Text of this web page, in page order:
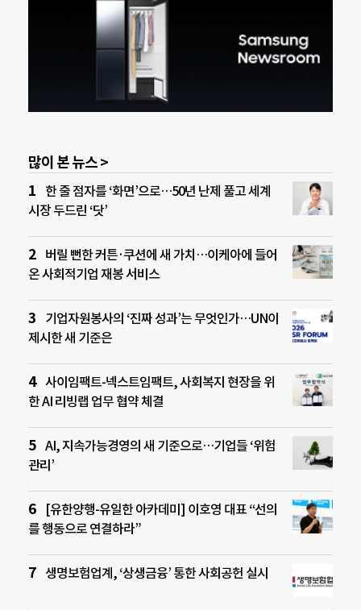
많이 본 뉴스 >
한 줄 점자를 ‘화면’으로…50년 난제 풀고 세계
시장 두드린 ‘닷’
버릴 뻔한 커튼·쿠션에 새 가치…이케아에 들어
온 사회적기업 재봉 서비스
기업자원봉사의 ‘진짜 성과’는 무엇인가…UN이
제시한 새 기준은
사이임팩트-넥스트임팩트, 사회복지 현장을 위
한 AI 리빙랩 업무 협약 체결
AI, 지속가능경영의 새 기준으로…기업들 ‘위험
관리’
[유한양행-유일한 아카데미] 이호영 대표 “선의
를 행동으로 연결하라”
생명보험업계, ‘상생금융’ 통한 사회공헌 실시